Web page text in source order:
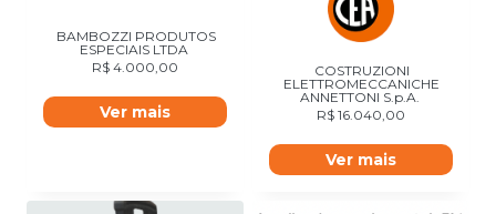
BAMBOZZI PRODUTOS
ESPECIAIS LTDA
R$ 4.000,00
Ver mais
COSTRUZIONI
ELETTROMECCANICHE
ANNETTONI S.p.A.
R$ 16.040,00
Ver mais